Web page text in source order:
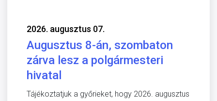
2026. augusztus 07.
Augusztus 8-án, szombaton
zárva lesz a polgármesteri
hivatal
Tájékoztatjuk a győrieket, hogy 2026. augusztus